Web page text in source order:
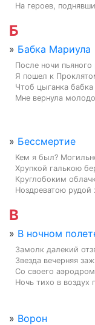
На героев,
Б
» Бабка Мариула
После ночи пьяного
Я пошел к
Чтоб цыганка
Мне вернула
» Бессмертие
Кем я был?
Хрупкой галькою
Круглобоким
Ноздреватою рудой
В
» В ночном
Замолк далекий
Звезда вечерняя
Со своего
Ночь тихо в воздух
» Ворон